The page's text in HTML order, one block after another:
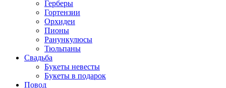
Герберы
Гортензии
Орхидеи
Пионы
Ранункулюсы
Тюльпаны
Свадьба
Букеты невесты
Букеты в подарок
Повод